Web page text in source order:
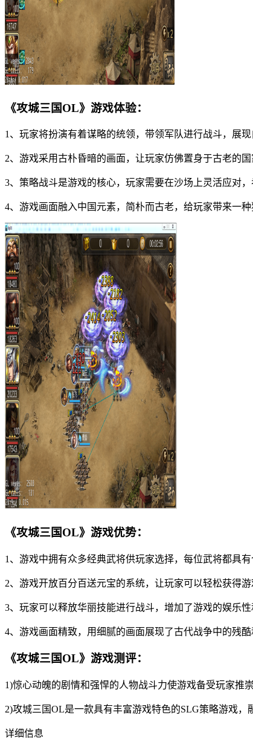
《攻城三国OL》游戏体验：
1、玩家将扮演有着谋略的统领，带领军队进行战斗，展现
2、游戏采用古朴昏暗的画面，让玩家仿佛置身于古老的国
3、策略战斗是游戏的核心，玩家需要在沙场上灵活应对，
4、游戏画面融入中国元素，简朴而古老，给玩家带来一种
《攻城三国OL》游戏优势：
1、游戏中拥有众多经典武将供玩家选择，每位武将都具
2、游戏开放百分百送元宝的系统，让玩家可以轻松获得
3、玩家可以释放华丽技能进行战斗，增加了游戏的娱乐性
4、游戏画面精致，用细腻的画面展现了古代战争中的残酷
《攻城三国OL》游戏测评：
1)惊心动魄的剧情和强悍的人物战斗力使游戏备受玩家推崇
2)攻城三国OL是一款具有丰富游戏特色的SLG策略游戏，
详细信息